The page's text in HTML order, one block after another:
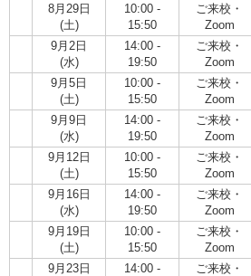
8月29日
(土)
10:00 -
15:50
ご来校・
Zoom
9月2日
(水)
14:00 -
19:50
ご来校・
Zoom
9月5日
(土)
10:00 -
15:50
ご来校・
Zoom
9月9日
(水)
14:00 -
19:50
ご来校・
Zoom
9月12日
(土)
10:00 -
15:50
ご来校・
Zoom
9月16日
(水)
14:00 -
19:50
ご来校・
Zoom
9月19日
(土)
10:00 -
15:50
ご来校・
Zoom
9月23日
14:00 -
ご来校・